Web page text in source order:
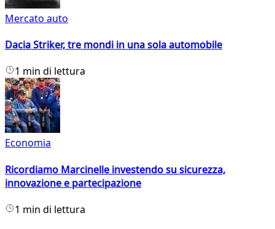
Mercato auto
Dacia Striker, tre mondi in una sola automobile
1 min di lettura
Economia
Ricordiamo Marcinelle investendo su sicurezza,
innovazione e partecipazione
1 min di lettura